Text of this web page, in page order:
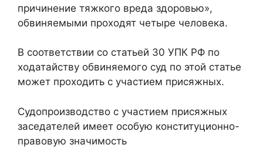
причинение тяжкого вреда здоровью»,
обвиняемыми проходят четыре человека.
В соответствии со статьей 30 УПК РФ по
ходатайству обвиняемого суд по этой статье
может проходить с участием присяжных.
Судопроизводство с участием присяжных
заседателей имеет особую конституционно-
правовую значимость